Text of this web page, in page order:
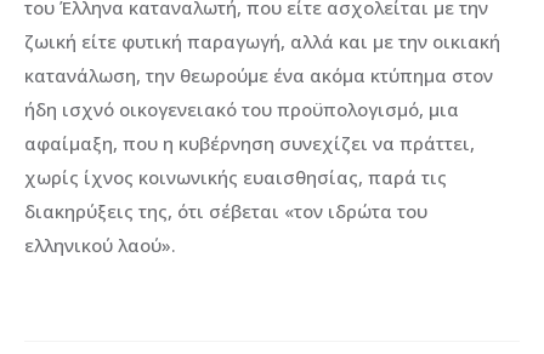
του Έλληνα καταναλωτή, που είτε ασχολείται με την
ζωική είτε φυτική παραγωγή, αλλά και με την οικιακή
κατανάλωση, την θεωρούμε ένα ακόμα κτύπημα στον
ήδη ισχνό οικογενειακό του προϋπολογισμό, μια
αφαίμαξη, που η κυβέρνηση συνεχίζει να πράττει,
χωρίς ίχνος κοινωνικής ευαισθησίας, παρά τις
διακηρύξεις της, ότι σέβεται «τον ιδρώτα του
ελληνικού λαού».